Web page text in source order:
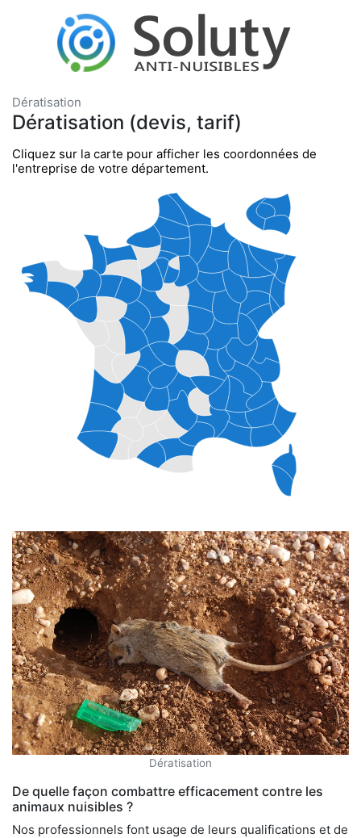
Dératisation
Dératisation (devis, tarif)
Cliquez sur la carte pour afficher les coordonnées de
l'entreprise de votre département.
Dératisation
De quelle façon combattre efficacement contre les
animaux nuisibles ?
Nos professionnels font usage de leurs qualifications et de